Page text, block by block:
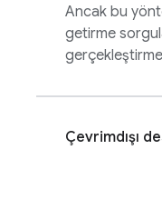
Ancak bu
getirme
Çevrimdışı